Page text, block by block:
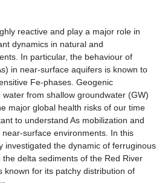
reactive and play a major role in
dynamics in natural and
In particular, the behaviour of
in near-surface aquifers is known to
Fe-phases. Geogenic
from shallow groundwater (GW)
major global health risks of our time
to understand As mobilization and
surface environments. In this
investigated the dynamic of ferruginous
delta sediments of the Red River
known for its patchy distribution of